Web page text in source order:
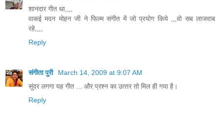
शानदार गीत था,,,,
वाकई मदन मोहन जी ने फिल्म संगीत में जो प्रयोग किये ,,,वो सब लाजवाब
रहे,,,,
Reply
संगीता पुरी
March 14, 2009 at 9:07 AM
सुंदर लगगा यह गीत ... और प्रश्‍न का उत्‍तर तो मिल ही गया है।
Reply